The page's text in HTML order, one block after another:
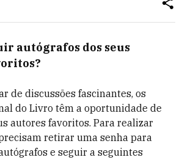
autógrafos dos seus
de discussões fascinantes, os
do Livro têm a oportunidade de
autores favoritos. Para realizar
retirar uma senha para
e seguir a seguintes